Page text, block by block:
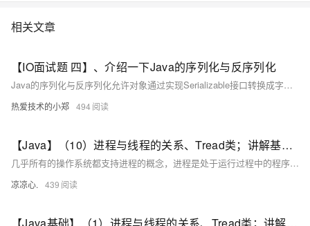
相关文章
【IO面试题 四】、介绍一下Java的序列化与反序列化
Java的序列化与反序列化允许对象通过实现Serializable接口转换成字节序列并存储或传输，之后可以通过ObjectInputStream和ObjectOutputStream的方法将这些字节序列恢复成对象。
热爱技术的小郑 494
【Java】（10）进程与线程的关系、Tread类；讲解基本线程安全、网络编程内容；JSON序列化与反序列化
几乎所有的操作系统都支持进程的概念，进程是处于运行过程中的程序，并且具有一定的独立功能，进程是系统进行资源分配和调度的一个独立单位一般而言，进程包含如下三个特征。独立性动态性并发性。
凉凉心. 439